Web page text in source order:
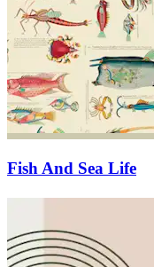
Fish And Sea Life